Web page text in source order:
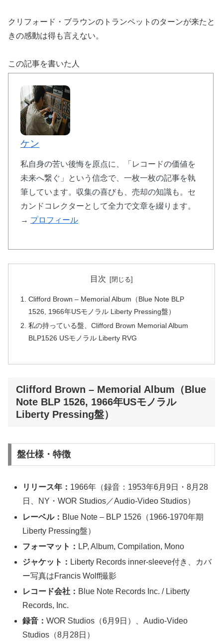
クリフォード・ブラウンのトランペットのターンが来たと
きの感動は得も言えない。
この記事を書いた人
ケン
私自身の苦い後悔を原点に、「レコードの価値を
未来へ繋ぐ」という信念で、一枚一枚の記事を執
筆しています。収集の喜びも、売却の知識も。セ
カンドコレクターとして全力で文章を綴ります。
→ プロフィール
目次
Clifford Brown – Memorial Album（Blue Note BLP
1526, 1966年USモノラル Liberty Pressing盤）
私の持っている盤、Clifford Brown Memorial Album
BLP1526 USモノラル Liberty RVG
Clifford Brown – Memorial Album（Blue
Note BLP 1526, 1966年USモノラル
Liberty Pressing盤）
盤仕様・特徴
リリース年： 1966年（録音：1953年6月9日・8月28
日、NY・WOR Studios／Audio-Video Studios）
レーベル： Blue Note – BLP 1526（1966-1970年期
Liberty Pressing盤）
フォーマット： LP, Album, Compilation, Mono
ジャケット： Liberty Records inner-sleeve付き、カバ
ー写真はFrancis Wolff撮影
レコード会社： Blue Note Records Inc. / Liberty
Records, Inc.
録音：WOR Studios（6月9日）、Audio-Video
Studios（8月28日）